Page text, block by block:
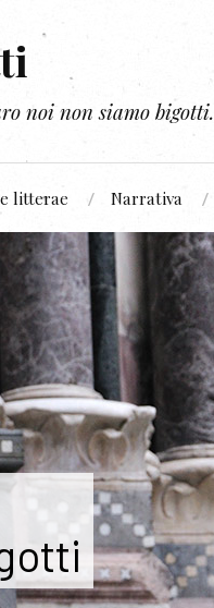
noi non siamo bigotti.
litterae Narrativa